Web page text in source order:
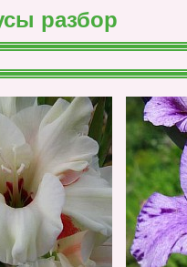
разбор